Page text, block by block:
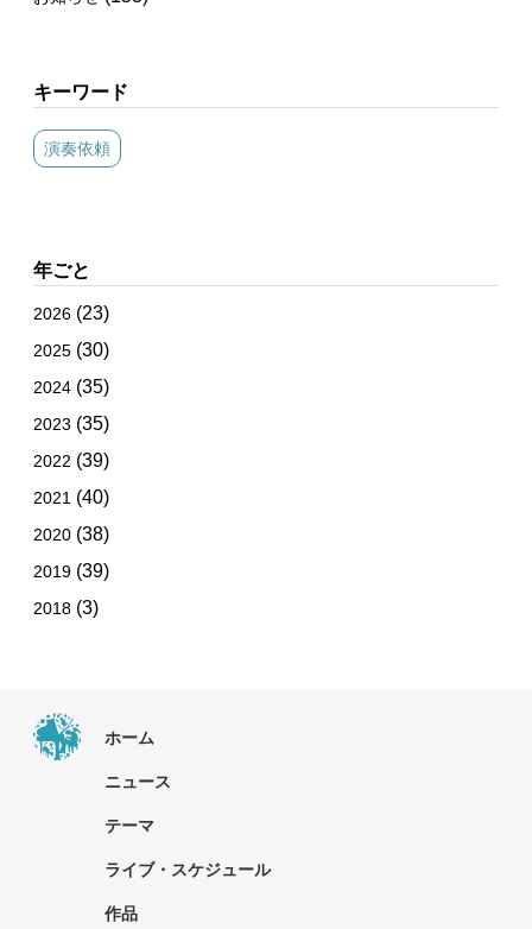
キーワード
演奏依頼
年ごと
2026 (23)
2025 (30)
2024 (35)
2023 (35)
2022 (39)
2021 (40)
2020 (38)
2019 (39)
2018 (3)
ホーム
ニュース
テーマ
ライブ・スケジュール
作品